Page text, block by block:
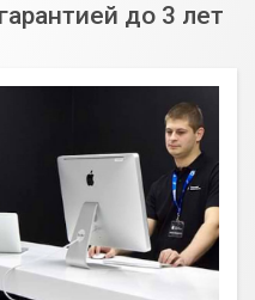
до 3 лет